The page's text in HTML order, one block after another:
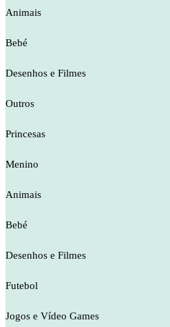
Animais
Bebé
Desenhos e Filmes
Outros
Princesas
Menino
Animais
Bebé
Desenhos e Filmes
Futebol
Jogos e Vídeo Games